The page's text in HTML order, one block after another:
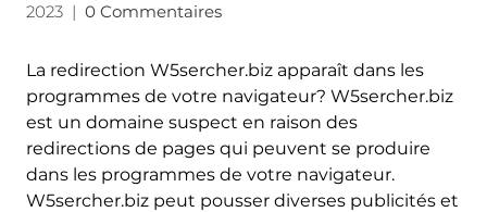
2023| 0 Commentaires
La redirection W5sercher.biz apparaît dans les
programmes de votre navigateur? W5sercher.biz
est un domaine suspect en raison des
redirections de pages qui peuvent se produire
dans les programmes de votre navigateur.
W5sercher.biz peut pousser diverses publicités et